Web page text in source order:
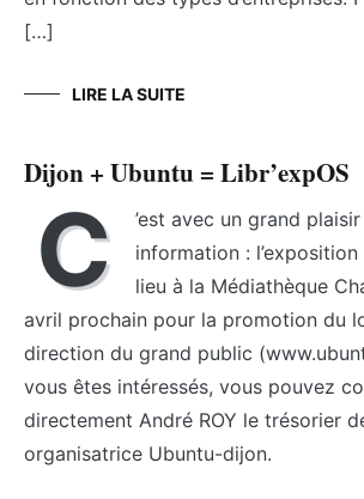
[…]
LIRE LA SUITE
Dijon + Ubuntu = Libr’expOS
C
’est avec un grand
information : l’exposition
lieu à la Médiathèque
avril prochain pour la promotion du
direction du grand public
vous êtes intéressés, vous pouvez
directement André ROY le trésorier
organisatrice Ubuntu-dijon.